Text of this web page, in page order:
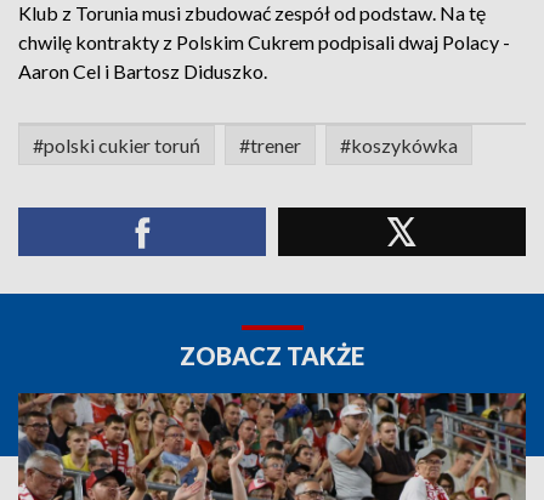
Klub z Torunia musi zbudować zespół od podstaw. Na tę
chwilę kontrakty z Polskim Cukrem podpisali dwaj Polacy -
Aaron Cel i Bartosz Diduszko.
#polski cukier toruń #trener #koszykówka
ZOBACZ TAKŻE